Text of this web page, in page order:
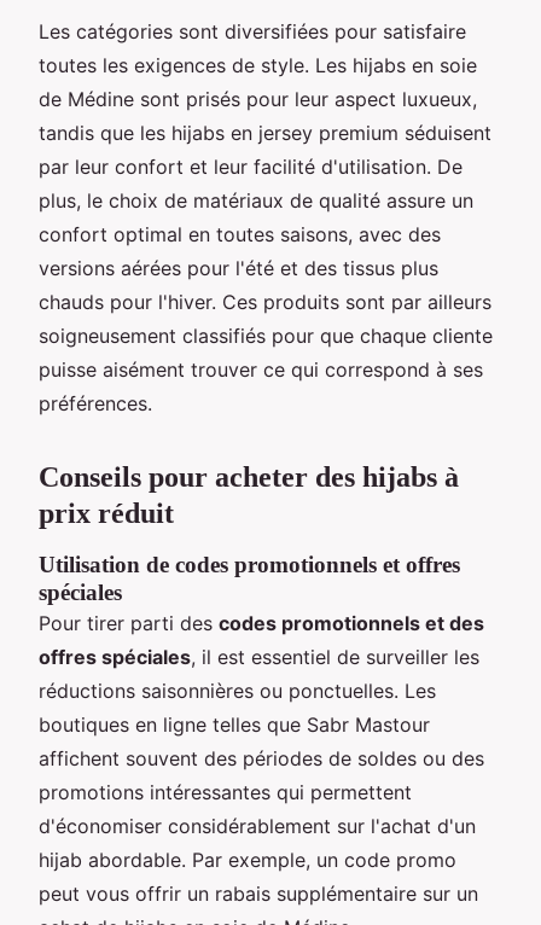
Les catégories sont diversifiées pour satisfaire
toutes les exigences de style. Les hijabs en soie
de Médine sont prisés pour leur aspect luxueux,
tandis que les hijabs en jersey premium séduisent
par leur confort et leur facilité d'utilisation. De
plus, le choix de matériaux de qualité assure un
confort optimal en toutes saisons, avec des
versions aérées pour l'été et des tissus plus
chauds pour l'hiver. Ces produits sont par ailleurs
soigneusement classifiés pour que chaque cliente
puisse aisément trouver ce qui correspond à ses
préférences.
Conseils pour acheter des hijabs à
prix réduit
Utilisation de codes promotionnels et offres
spéciales
Pour tirer parti des codes promotionnels et des
offres spéciales, il est essentiel de surveiller les
réductions saisonnières ou ponctuelles. Les
boutiques en ligne telles que Sabr Mastour
affichent souvent des périodes de soldes ou des
promotions intéressantes qui permettent
d'économiser considérablement sur l'achat d'un
hijab abordable. Par exemple, un code promo
peut vous offrir un rabais supplémentaire sur un